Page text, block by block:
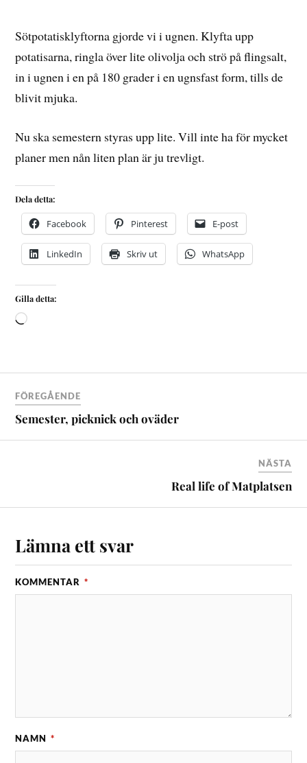
Sötpotatisklyftorna gjorde vi i ugnen. Klyfta upp
potatisarna, ringla över lite olivolja och strö på flingsalt,
in i ugnen i en på 180 grader i en ugnsfast form, tills de
blivit mjuka.
Nu ska semestern styras upp lite. Vill inte ha för mycket
planer men nån liten plan är ju trevligt.
Dela detta:
Facebook Pinterest E-post
LinkedIn Skriv ut WhatsApp
Gilla detta:
FÖREGÅENDE
Semester, picknick och oväder
NÄSTA
Real life of Matplatsen
Lämna ett svar
KOMMENTAR *
NAMN *